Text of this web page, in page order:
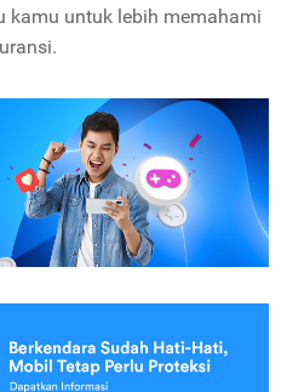
kamu untuk lebih memahami